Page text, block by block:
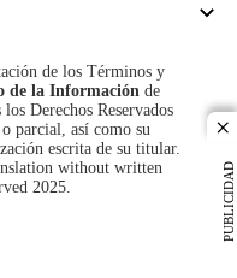
PUBLICIDAD
de los Términos y
de la Información de
los Derechos Reservados
parcial, así como su
escrita de su titular.
without written
2025.